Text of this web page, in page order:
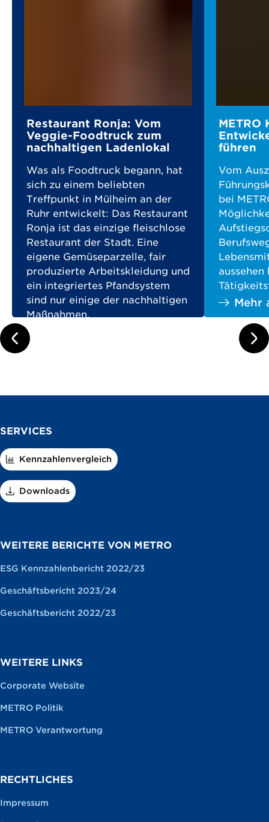
Restaurant Ronja: Vom
Veggie-Foodtruck zum
nachhaltigen Ladenlokal
Was als Foodtruck begann, hat
sich zu einem beliebten
Treffpunkt in Mülheim an der
Ruhr entwickelt: Das Restaurant
Ronja ist das einzige fleischlose
Restaurant der Stadt. Eine
eigene Gemüseparzelle, fair
produzierte Arbeitskleidung und
ein integriertes Pfandsystem
sind nur einige der nachhaltigen
Maßnahmen.
METRO
führen
Vom
bei
aussehen
Mehr
prev next
SERVICES
Kennzahlenvergleich
Downloads
WEITERE BERICHTE VON METRO
ESG Kennzahlenbericht 2022/23
Geschäftsbericht 2023/24
Geschäftsbericht 2022/23
WEITERE LINKS
Corporate Website
METRO Politik
METRO Verantwortung
RECHTLICHES
Impressum